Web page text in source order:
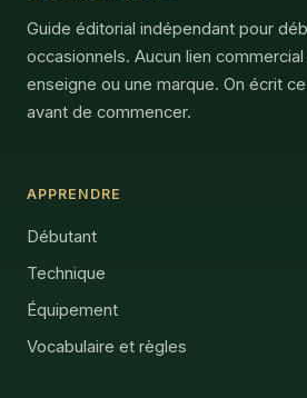
Guide éditorial indépendant pour
occasionnels. Aucun lien
enseigne ou une marque. On écrit
avant de commencer.
APPRENDRE
Débutant
Technique
Équipement
Vocabulaire et règles